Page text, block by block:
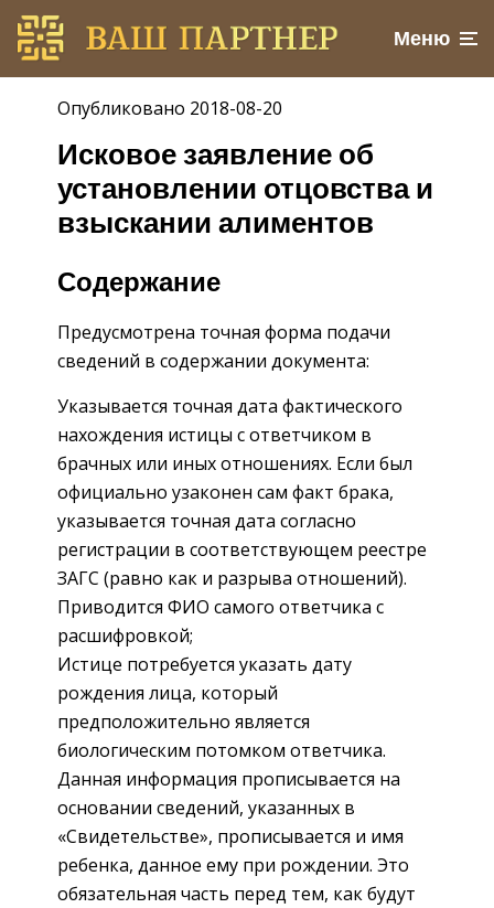
Меню
Опубликовано 2018-08-20
Исковое заявление об
установлении отцовства и
взыскании алиментов
Содержание
Предусмотрена точная форма подачи
сведений в содержании документа:
Указывается точная дата фактического
нахождения истицы с ответчиком в
брачных или иных отношениях. Если был
официально узаконен сам факт брака,
указывается точная дата согласно
регистрации в соответствующем реестре
ЗАГС (равно как и разрыва отношений).
Приводится ФИО самого ответчика с
расшифровкой;
Истице потребуется указать дату
рождения лица, который
предположительно является
биологическим потомком ответчика.
Данная информация прописывается на
основании сведений, указанных в
«Свидетельстве», прописывается и имя
ребенка, данное ему при рождении. Это
обязательная часть перед тем, как будут